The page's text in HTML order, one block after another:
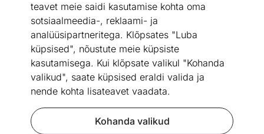
teavet meie saidi kasutamise kohta oma
sotsiaalmeedia-, reklaami- ja
analüüsipartneritega. Klõpsates "Luba
küpsised", nõustute meie küpsiste
kasutamisega. Kui klõpsate valikul "Kohanda
valikud", saate küpsised eraldi valida ja
nende kohta lisateavet vaadata.
Kohanda valikud
Vaata sarnaseid